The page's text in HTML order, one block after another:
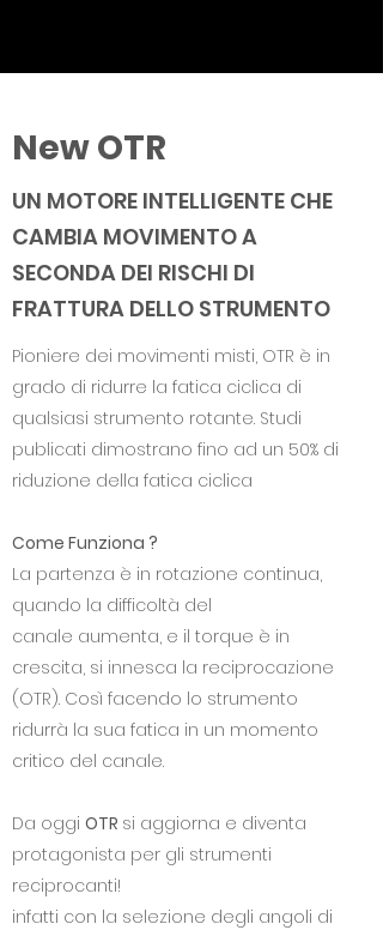
New OTR
UN MOTORE INTELLIGENTE CHE
CAMBIA MOVIMENTO A
SECONDA DEI RISCHI DI
FRATTURA DELLO STRUMENTO
Pioniere dei movimenti misti, OTR è in
grado di ridurre la fatica ciclica di
qualsiasi strumento rotante. Studi
publicati dimostrano fino ad un 50% di
riduzione della fatica ciclica
Come Funziona ?
La partenza è in rotazione continua,
quando la difficoltà del
canale aumenta, e il torque è in
crescita, si innesca la reciprocazione
(OTR). Così facendo lo strumento
ridurrà la sua fatica in un momento
critico del canale.
Da oggi OTR si aggiorna e diventa
protagonista per gli strumenti
reciprocanti!
infatti con la selezione degli angoli di